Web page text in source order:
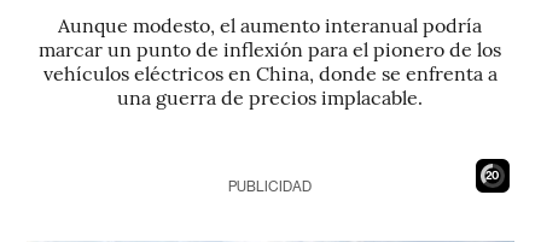
Aunque modesto, el aumento interanual podría
marcar un punto de inflexión para el pionero de los
vehículos eléctricos en China, donde se enfrenta a
una guerra de precios implacable.
19
PUBLICIDAD